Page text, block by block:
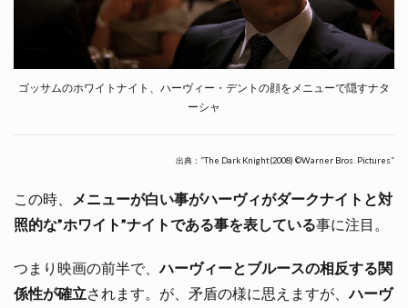
ゴッサムのホワイトナイト、ハーヴィー・デントの顔をメニューで隠すナタ
ーシャ
出典：”The Dark Knight(2008) ©Warner Bros. Pictures”
この時、
メニューが白い事がハーヴィがダークナイトと対
照的な”ホワイト”ナイトである事を表している事に注目。
つまり映画の前半で、 ハーヴィーとブルースの相反する関
係性が確立されます。が、矛盾の様に思えますが、 ハーヴ